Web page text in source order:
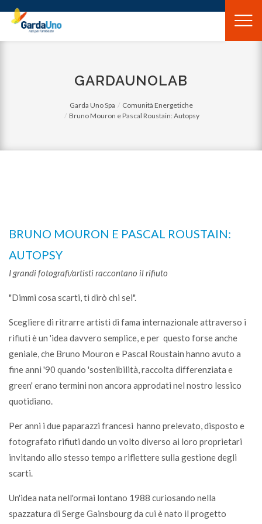
Gardauno
Spa
GARDAUNOLAB
Garda Uno Spa
Comunità Energetiche
Bruno Mouron e Pascal Roustain: Autopsy
BRUNO MOURON E PASCAL ROUSTAIN:
AUTOPSY
I grandi fotografi/artisti raccontano il rifiuto
"Dimmi cosa scarti, ti dirò chi sei".
Scegliere di ritrarre artisti di fama internazionale attraverso i
rifiuti è un 'idea davvero semplice, e per questo forse anche
geniale, che Bruno Mouron e Pascal Roustain hanno avuto a
fine anni '90 quando 'sostenibilità, raccolta differenziata e
green' erano termini non ancora approdati nel nostro lessico
quotidiano.
Per anni i due paparazzi francesi hanno prelevato, disposto e
fotografato rifiuti dando un volto diverso ai loro proprietari
invitando allo stesso tempo a riflettere sulla gestione degli
scarti.
Un'idea nata nell'ormai lontano 1988 curiosando nella
spazzatura di Serge Gainsbourg da cui è nato il progetto